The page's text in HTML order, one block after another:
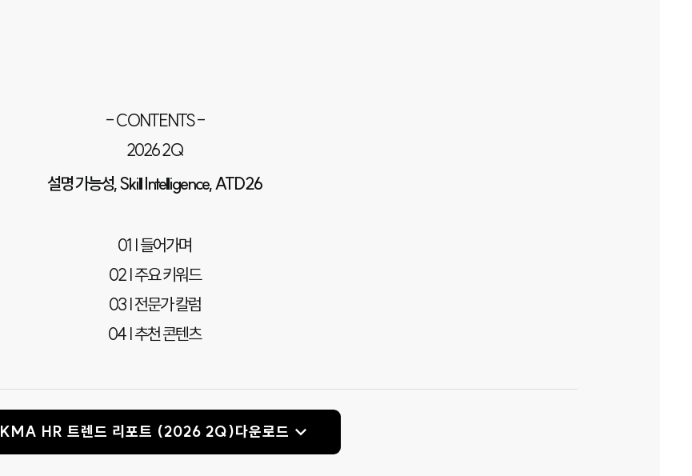
- CONTENTS -
2026 2Q
설명 가능성, Skill Intelligence, ATD26
01 | 들어가며
02 | 주요 키워드
03 | 전문가 칼럼
04 | 추천 콘텐츠
KMA HR 트렌드 리포트 (2026 2Q)다운로드 ↓